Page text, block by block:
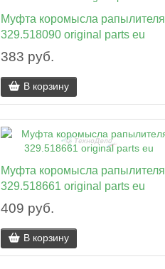
Муфта коромысла рапылителя
329.518090 original parts eu
383 руб.
В корзину
Муфта коромысла рапылителя
329.518661 original parts eu
409 руб.
В корзину